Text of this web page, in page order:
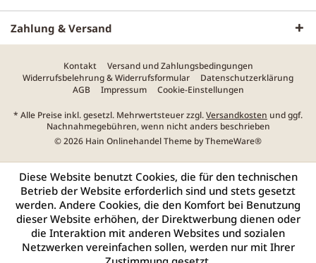
Zahlung & Versand
Kontakt
Versand und Zahlungsbedingungen
Widerrufsbelehrung & Widerrufsformular
Datenschutzerklärung
AGB
Impressum Cookie-Einstellungen
* Alle Preise inkl. gesetzl. Mehrwertsteuer zzgl.Versandkosten und ggf.
Nachnahmegebühren, wenn nicht anders beschrieben
© 2026 Hain Onlinehandel Theme byThemeWare®
Diese Website benutzt Cookies, die für den technischen
Betrieb der Website erforderlich sind und stets gesetzt
werden. Andere Cookies, die den Komfort bei Benutzung
dieser Website erhöhen, der Direktwerbung dienen oder
die Interaktion mit anderen Websites und sozialen
Netzwerken vereinfachen sollen, werden nur mit Ihrer